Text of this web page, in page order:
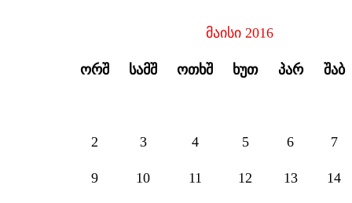
მაისი 2016
ᲝᲠᲨ ᲡᲐᲛᲨ ᲝᲗᲮᲨ ᲮᲣᲗ ᲞᲐᲠ ᲨᲐᲑ
2 3 4 5 6 7
9 10 11 12 13 14